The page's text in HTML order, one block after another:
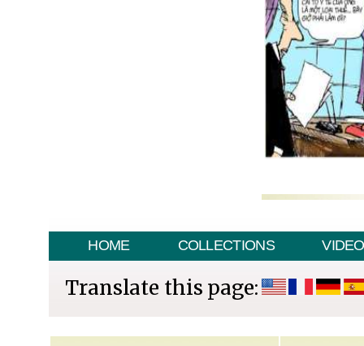
HOME COLLECTIONS VIDEO
Translate this page: